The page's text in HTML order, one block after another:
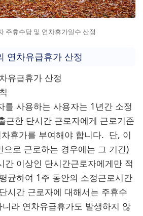
주휴수당 및 연차휴가일수 산정
연차유급휴가 산정
유급휴가 산정
를 사용하는 사용자는 1년간 소정
근한 단시간 근로자에게 근로기준
휴가를 부여해야 합니다. 단, 이
으로 근로하는 경우에는 그 기간)
간 이상인 단시간근로자에게만 적
균하여 1주 동안의 소정근로시간
시간 근로자에 대해서는 주휴수
라 연차유급휴가도 발생하지 않